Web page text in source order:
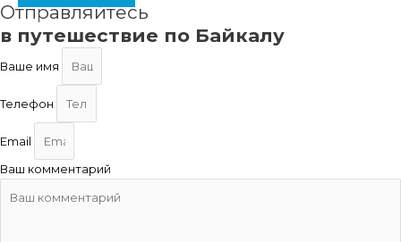
Отправляйтесь
в путешествие по Байкалу
Ваше имя
Телефон
Email
Ваш комментарий